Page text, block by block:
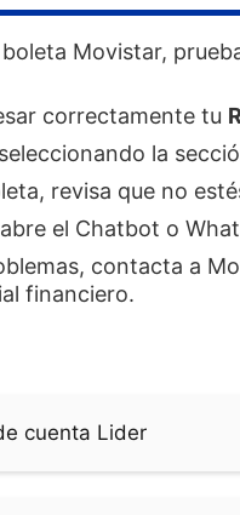
Movistar,
correctamente tu
la
revisa que no
el Chatbot o
contacta a
financiero.
cuenta Lider